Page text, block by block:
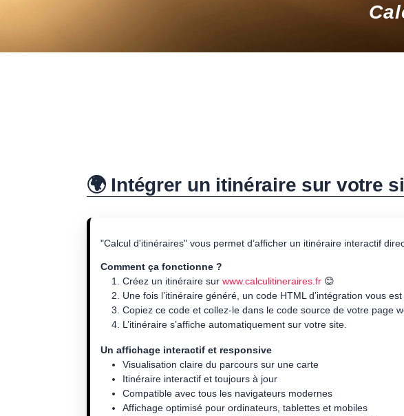
🌍 Intégrer un itinéraire sur votre
"Calcul d'itinéraires" vous permet d’afficher un itinéraire interactif
Comment ça fonctionne ?
Créez un itinéraire sur www.calculitineraires.fr 😊
Une fois l’itinéraire généré, un code HTML d’intégration vous
Copiez ce code et collez-le dans le code source de votre page
L’itinéraire s’affiche automatiquement sur votre site.
Un affichage interactif et responsive
Visualisation claire du parcours sur une carte
Itinéraire interactif et toujours à jour
Compatible avec tous les navigateurs modernes
Affichage optimisé pour ordinateurs, tablettes et mobiles